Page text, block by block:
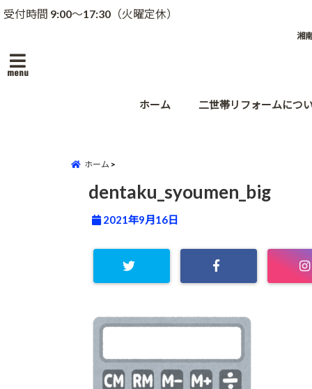
受付時間 9:00～17:30（火曜定休）
湘
menu
ホーム 二世帯リフォームにつ
ホーム
dentaku_syoumen_big
2021年9月16日